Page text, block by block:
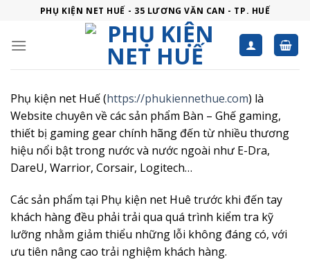
content
PHỤ KIỆN NET HUẾ - 35 LƯƠNG VĂN CAN - TP. HUẾ
Phụ kiện net Huế (https://phukiennethue.com) là
Website chuyên về các sản phẩm Bàn – Ghế gaming,
thiết bị gaming gear chính hãng đến từ nhiều thương
hiệu nổi bật trong nước và nước ngoài như E-Dra,
DareU, Warrior, Corsair, Logitech…
Các sản phẩm tại Phụ kiện net Huê trước khi đến tay
khách hàng đều phải trải qua quá trình kiểm tra kỹ
lưỡng nhằm giảm thiểu những lỗi không đáng có, với
ưu tiên nâng cao trải nghiệm khách hàng.